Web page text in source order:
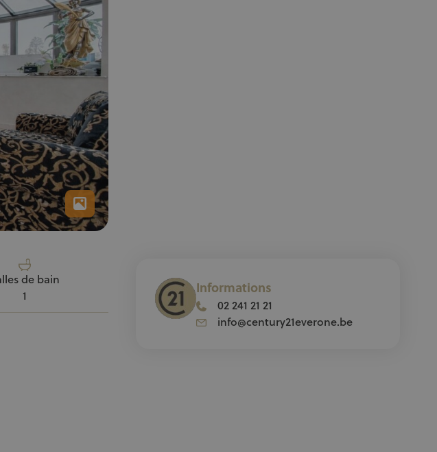
de bain
1
Informations
02 241 21 21
info@century21everone.be